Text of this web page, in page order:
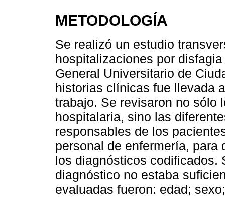
METODOLOGÍA
Se realizó un estudio
hospitalizaciones por
General Universitario de
historias clínicas fue llevada
trabajo. Se revisaron no sólo
hospitalaria, sino las
responsables de los
personal de enfermería, para
los diagnósticos codificados.
diagnóstico no estaba
evaluadas fueron: edad;